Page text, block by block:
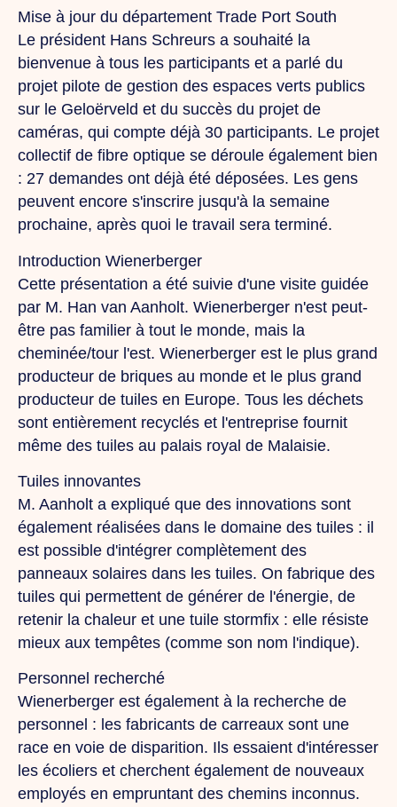
Mise à jour du département Trade Port South
Le président Hans Schreurs a souhaité la
bienvenue à tous les participants et a parlé du
projet pilote de gestion des espaces verts publics
sur le Geloërveld et du succès du projet de
caméras, qui compte déjà 30 participants. Le projet
collectif de fibre optique se déroule également bien
: 27 demandes ont déjà été déposées. Les gens
peuvent encore s'inscrire jusqu'à la semaine
prochaine, après quoi le travail sera terminé.
Introduction Wienerberger
Cette présentation a été suivie d'une visite guidée
par M. Han van Aanholt. Wienerberger n'est peut-
être pas familier à tout le monde, mais la
cheminée/tour l'est. Wienerberger est le plus grand
producteur de briques au monde et le plus grand
producteur de tuiles en Europe. Tous les déchets
sont entièrement recyclés et l'entreprise fournit
même des tuiles au palais royal de Malaisie.
Tuiles innovantes
M. Aanholt a expliqué que des innovations sont
également réalisées dans le domaine des tuiles : il
est possible d'intégrer complètement des
panneaux solaires dans les tuiles. On fabrique des
tuiles qui permettent de générer de l'énergie, de
retenir la chaleur et une tuile stormfix : elle résiste
mieux aux tempêtes (comme son nom l'indique).
Personnel recherché
Wienerberger est également à la recherche de
personnel : les fabricants de carreaux sont une
race en voie de disparition. Ils essaient d'intéresser
les écoliers et cherchent également de nouveaux
employés en empruntant des chemins inconnus.